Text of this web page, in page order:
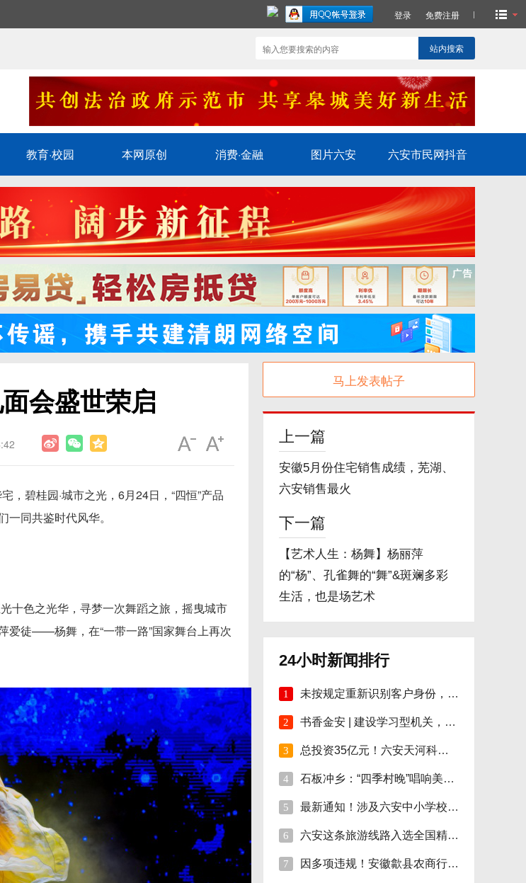
登录 免费注册
站内搜索
教育·校园 本网原创 消费·金融 图片六安 六安市民网抖音
会盛世荣启
碧桂园·城市之光，6月24日，“四恒”产品
同共鉴时代风华。
十色之光华，寻梦一次舞蹈之旅，摇曳城市
爱徒——杨舞，在“一带一路”国家舞台上再次
马上发表帖子
上一篇
安徽5月份住宅销售成绩，芜湖、
六安销售最火
下一篇
【艺术人生：杨舞】杨丽萍
的“杨”、孔雀舞的“舞”&斑斓多彩
生活，也是场艺术
24小时新闻排行
1 未按规定重新识别客户身份，安徽明光农商行
2 书香金安 | 建设学习型机关，孙岗这样做！
3 总投资35亿元！六安天河科技学院项目开工！
4 石板冲乡：“四季村晚”唱响美好新生活
5 最新通知！涉及六安中小学校伙食费
6 六安这条旅游线路入选全国精品!
7 因多项违规！安徽歙县农商行合计被罚110万